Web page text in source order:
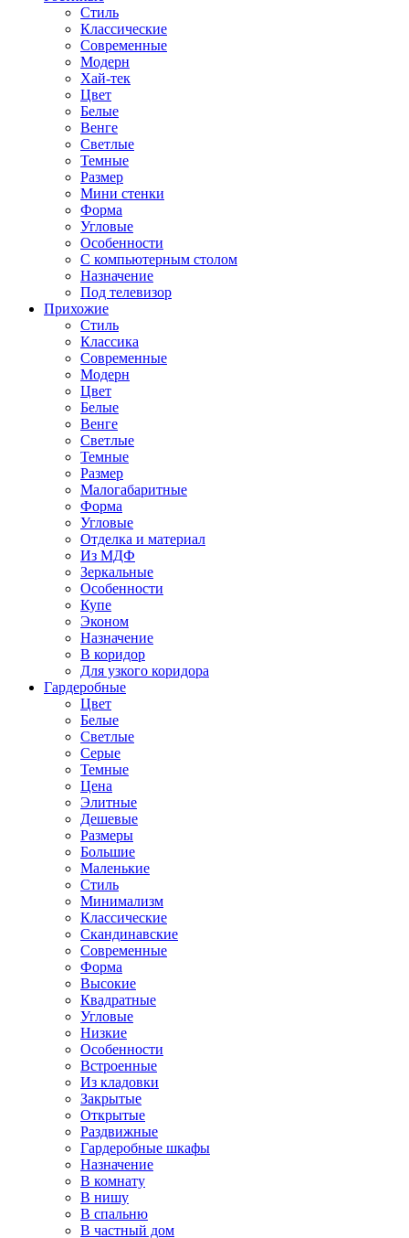
Стиль
Классические
Современные
Модерн
Хай-тек
Цвет
Белые
Венге
Светлые
Темные
Размер
Мини стенки
Форма
Угловые
Особенности
С компьютерным столом
Назначение
Под телевизор
Прихожие
Стиль
Классика
Современные
Модерн
Цвет
Белые
Венге
Светлые
Темные
Размер
Малогабаритные
Форма
Угловые
Отделка и материал
Из МДФ
Зеркальные
Особенности
Купе
Эконом
Назначение
В коридор
Для узкого коридора
Гардеробные
Цвет
Белые
Светлые
Серые
Темные
Цена
Элитные
Дешевые
Размеры
Большие
Маленькие
Стиль
Минимализм
Классические
Скандинавские
Современные
Форма
Высокие
Квадратные
Угловые
Низкие
Особенности
Встроенные
Из кладовки
Закрытые
Открытые
Раздвижные
Гардеробные шкафы
Назначение
В комнату
В нишу
В спальню
В частный дом